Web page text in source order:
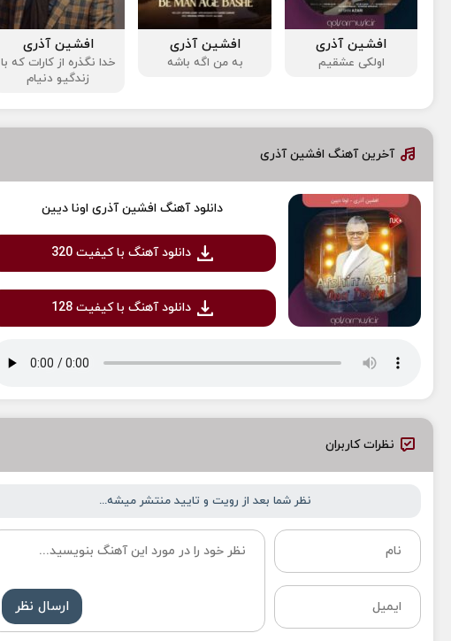
افشین آذری
اولکی عشقیم
افشین آذری
به من اگه باشه
افشین آذری
خدا نگذره از کارات که با
زندگیو دنیام
آخرین آهنگ افشین آذری
دانلود آهنگ افشین آذری اونا دیین
دانلود آهنگ با کیفیت 320
دانلود آهنگ با کیفیت 128
نظرات کاربران
نظر شما بعد از رویت و تایید منتشر میشه...
ارسال نظر